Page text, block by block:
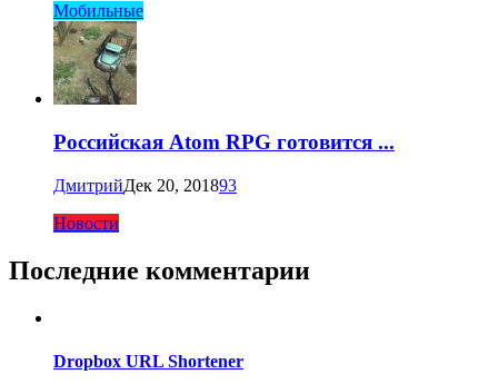
Мобильные
Российская Atom RPG готовится ...
ДмитрийДек 20, 201893
Новости
Последние комментарии
Dropbox URL Shortener